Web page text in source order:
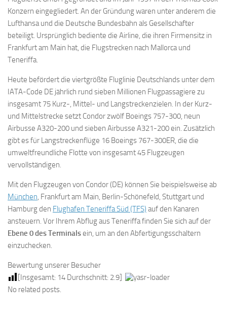
Konzern eingegliedert. An der Gründung waren unter anderem die
Lufthansa und die Deutsche Bundesbahn als Gesellschafter
beteiligt. Ursprünglich bediente die Airline, die ihren Firmensitz in
Frankfurt am Main hat, die Flugstrecken nach Mallorca und
Teneriffa.
Heute befördert die viertgrößte Fluglinie Deutschlands unter dem
IATA-Code DE jährlich rund sieben Millionen Flugpassagiere zu
insgesamt 75 Kurz-, Mittel- und Langstreckenzielen. In der Kurz-
und Mittelstrecke setzt Condor zwölf Boeings 757-300, neun
Airbusse A320-200 und sieben Airbusse A321-200 ein. Zusätzlich
gibt es für Langstreckenflüge 16 Boeings 767-300ER, die die
umweltfreundliche Flotte von insgesamt 45 Flugzeugen
vervollständigen.
Mit den Flugzeugen von Condor (DE) können Sie beispielsweise ab
München, Frankfurt am Main, Berlin-Schönefeld, Stuttgart und
Hamburg den Flughafen Teneriffa Süd (TFS) auf den Kanaren
ansteuern. Vor Ihrem Abflug aus Teneriffa finden Sie sich auf der
Ebene 0 des Terminalsein, um an den Abfertigungsschaltern
einzuchecken.
Bewertung unserer Besucher
[Insgesamt: 14 Durchschnitt: 2.9]
No related posts.